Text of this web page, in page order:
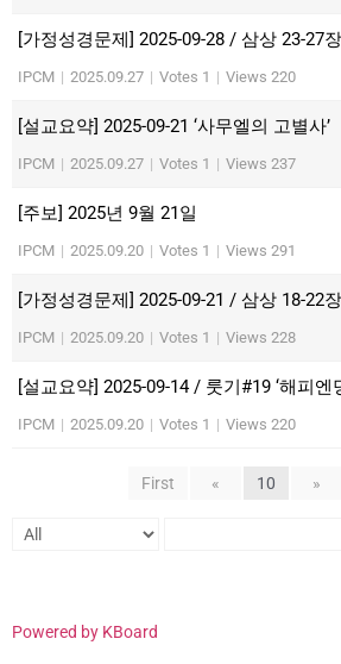
[가정성경문제] 2025-09-28 / 삼상 23-27
IPCM | 2025.09.27 | Votes 1 | Views 220
[설교요약] 2025-09-21 ‘사무엘의 고별사’
IPCM | 2025.09.27 | Votes 1 | Views 237
[주보] 2025년 9월 21일
IPCM | 2025.09.20 | Votes 1 | Views 291
[가정성경문제] 2025-09-21 / 삼상 18-22
IPCM | 2025.09.20 | Votes 1 | Views 228
[설교요약] 2025-09-14 / 룻기#19 ‘해피엔
IPCM | 2025.09.20 | Votes 1 | Views 220
First « 10 »
Powered by KBoard